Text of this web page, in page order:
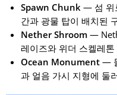
Spawn Chunk — 섬 위
간과 광물 탑이 배치된
Nether Shroom —
레이즈와 위더 스켈레
Ocean Monument —
과 얼음 가시 지형에 둘